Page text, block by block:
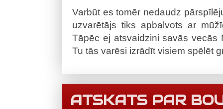
Varbūt es tomēr nedaudz
uzvarētājs tiks apbalvots ar
Tāpēc ej atsvaidzini savās vecās
Tu tās varēsi izrādīt visiem spēlēt
ATSKATS PAR